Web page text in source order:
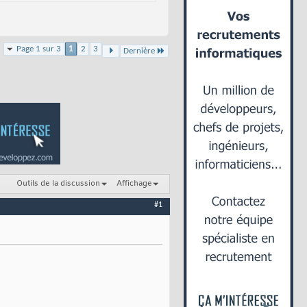
Page 1 sur 3 1 2 3 Dernière
Outils de la discussion Affichage
#1